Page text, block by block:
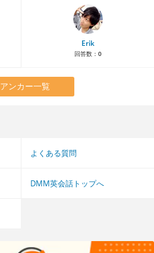
Erik
回答数： 0
アンカー一覧
よくある質問
DMM英会話トップへ